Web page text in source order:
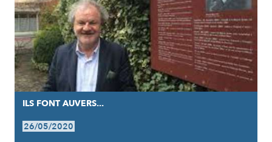
ILS FONT AUVERS...
26/05/2020